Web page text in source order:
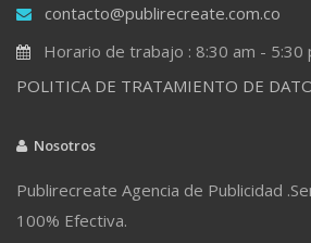
contacto@publirecreate.com.co
Horario de trabajo : 8:30 am - 5:30
POLITICA DE TRATAMIENTO DE
Nosotros
Publirecreate Agencia de Publicidad
100% Efectiva.